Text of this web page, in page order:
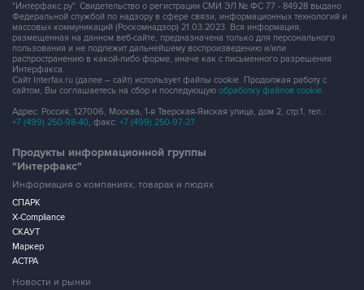
"Интерфакс.ру". Свидетельство о регистрации СМИ ЭЛ № ФС 77 - 84928 выдано
Федеральной службой по надзору в сфере связи, информационных технологий и
массовых коммуникаций (Роскомнадзор) 21.03.2023. Вся информация,
размещенная на данном веб-сайте, предназначена только для персонального
пользования и не подлежит дальнейшему воспроизведению и/или
распространению в какой-либо форме, иначе как с письменного разрешения
Интерфакса.
Сайт Interfax.ru (далее – сайт) использует файлы cookie. Продолжая работу с
сайтом, Вы соглашаетесь на сбор и последующую обработку файлов cookie.
Адрес: Россия, 127006, Москва, 1-я Тверская-Ямская улица, дом 2, стр.1, тел.:
+7 (499) 250-98-40, факс: +7 (499) 250-97-27
Продукты информационной группы
"Интерфакс"
Информация о компаниях, товарах и людях
СПАРК
X-Compliance
СКАУТ
Маркер
АСТРА
Новости и рынки